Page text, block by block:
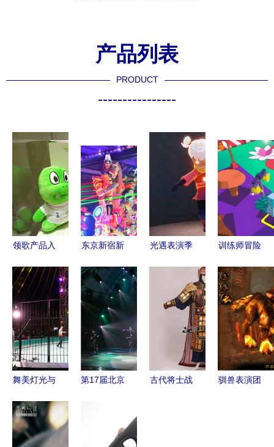
产品列表
PRODUCT
----------------
领歌产品入
物馆，邀您
共赏科技与
动物的奇妙
融合
东京新宿新
眉餐厅机器
人秀与驯兽
表演团
光遇表演季
2022 驯兽
表演团
训练师冒险
下载v3.0
安卓版 -
2265游戏
网
舞美灯光与
艺术融合
第17届北京
精品晚会彰
古代将士战
驯兽表演团